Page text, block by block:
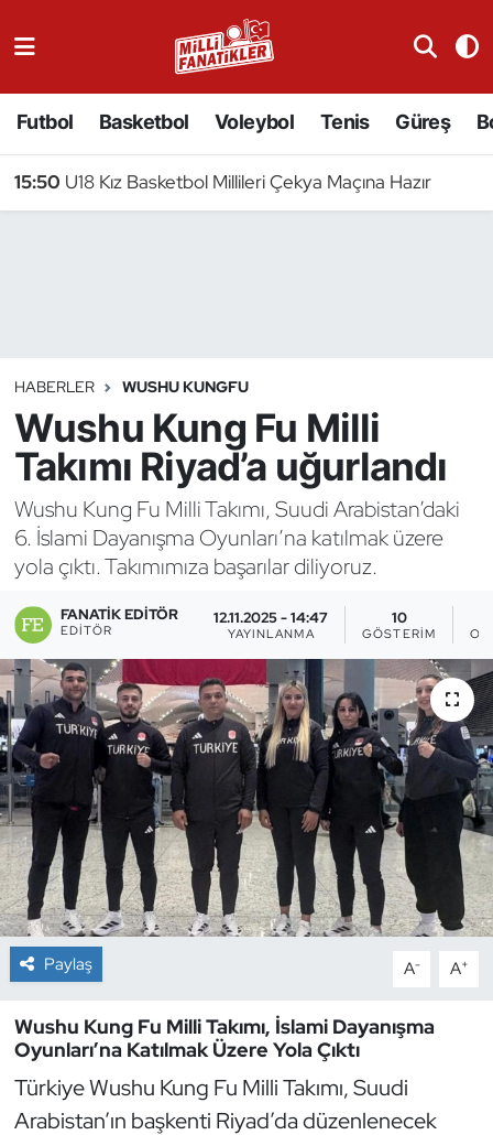
Futbol Basketbol Voleybol Tenis Güreş
15:50 U18 Kız Basketbol Millileri Çekya Maçına Hazır
HABERLER WUSHU KUNGFU
Wushu Kung Fu Milli
Takımı Riyad’a uğurlandı
Wushu Kung Fu Milli Takımı, Suudi Arabistan’daki
6. İslami Dayanışma Oyunları’na katılmak üzere
yola çıktı. Takımımıza başarılar diliyoruz.
FANATIK EDITÖR
EDITÖR
12.11.2025 - 14:47
YAYINLANMA
10
GÖSTERIM
Paylaş A- A+
Wushu Kung Fu Milli Takımı, İslami Dayanışma
Oyunları’na Katılmak Üzere Yola Çıktı
Türkiye Wushu Kung Fu Milli Takımı, Suudi
Arabistan’ın başkenti Riyad’da düzenlenecek
Badminton
Binicilik
Bisiklet
Bocce Bowling Dart
Buz Hokeyi
Buz Pateni
Çim Hokeyi
Cimnastik
Curling
Dağcılık
Dans Sporları
Dövüş Sanatı